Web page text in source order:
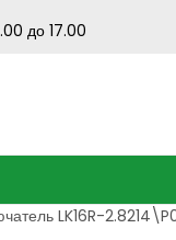
до 17.00
LK16R-